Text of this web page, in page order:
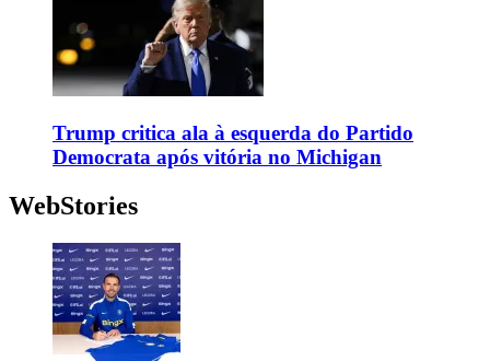
Trump critica ala à esquerda do Partido
Democrata após vitória no Michigan
WebStories